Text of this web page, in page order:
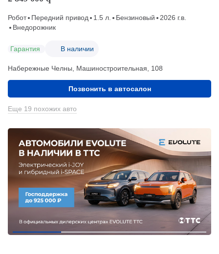
Робот Передний привод 1.5 л. Бензиновый
2026 г.в.
Внедорожник
Гарантия В наличии
Набережные Челны, Машиностроительная, 108
Позвонить в автосалон
Еще 19 похожих авто